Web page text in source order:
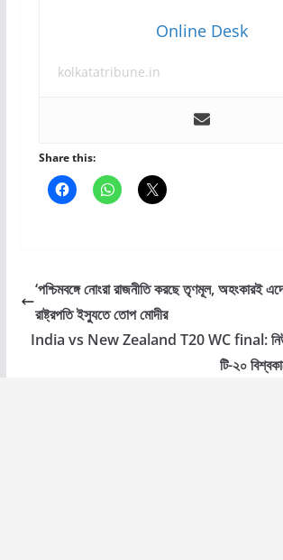
Online Desk
kolkatatribune.in
Share this:
‘পশ্চিমবঙ্গে নোংরা রাজনীতি করছে তৃণমূল, অহংকারই
রাষ্ট্রপতি ইস্যুতে তোপ মোদীর
India vs New Zealand T20 WC final:
টি-২০